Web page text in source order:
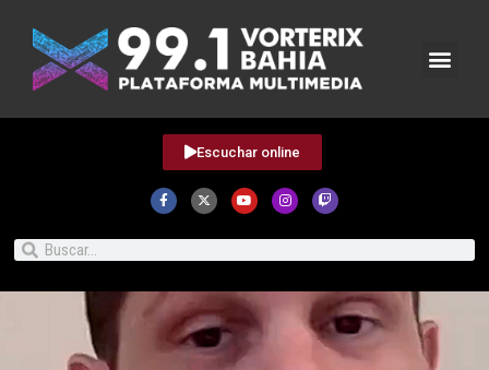
Escuchar online